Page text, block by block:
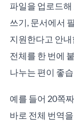
파일을 업로드해
쓰기, 문서에서
지원한다고 안
전체를 한 번에
나누는 편이 좋
예를 들어 20쪽
바로 전체 번역